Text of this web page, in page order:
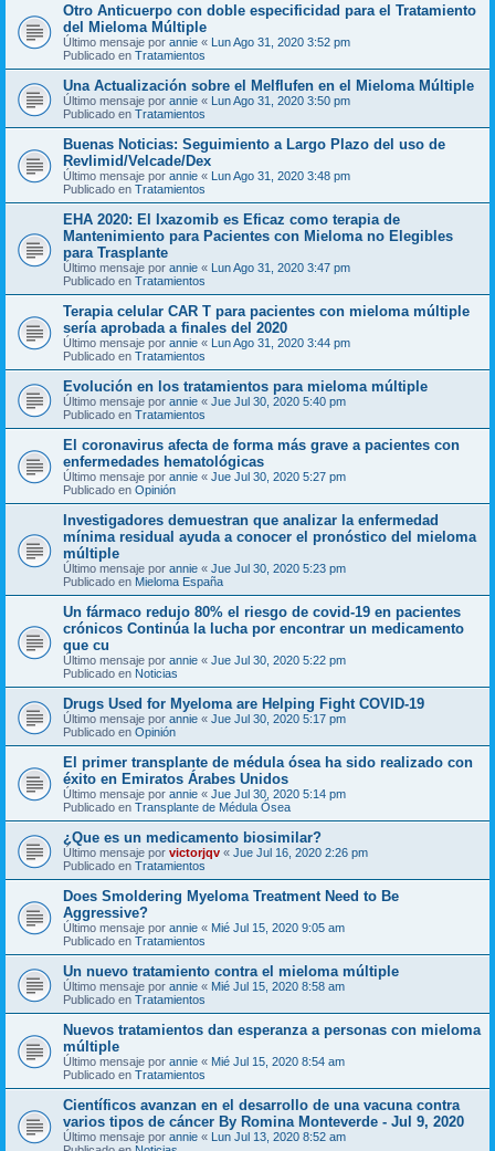
Otro Anticuerpo con doble especificidad para el Tratamiento
del Mieloma Múltiple
Último mensaje por annie « Lun Ago 31, 2020 3:52 pm
Publicado en Tratamientos
Una Actualización sobre el Melflufen en el Mieloma Múltiple
Último mensaje por annie « Lun Ago 31, 2020 3:50 pm
Publicado en Tratamientos
Buenas Noticias: Seguimiento a Largo Plazo del uso de
Revlimid/Velcade/Dex
Último mensaje por annie « Lun Ago 31, 2020 3:48 pm
Publicado en Tratamientos
EHA 2020: El Ixazomib es Eficaz como terapia de
Mantenimiento para Pacientes con Mieloma no Elegibles
para Trasplante
Último mensaje por annie « Lun Ago 31, 2020 3:47 pm
Publicado en Tratamientos
Terapia celular CAR T para pacientes con mieloma múltiple
sería aprobada a finales del 2020
Último mensaje por annie « Lun Ago 31, 2020 3:44 pm
Publicado en Tratamientos
Evolución en los tratamientos para mieloma múltiple
Último mensaje por annie « Jue Jul 30, 2020 5:40 pm
Publicado en Tratamientos
El coronavirus afecta de forma más grave a pacientes con
enfermedades hematológicas
Último mensaje por annie « Jue Jul 30, 2020 5:27 pm
Publicado en Opinión
Investigadores demuestran que analizar la enfermedad
mínima residual ayuda a conocer el pronóstico del mieloma
múltiple
Último mensaje por annie « Jue Jul 30, 2020 5:23 pm
Publicado en Mieloma España
Un fármaco redujo 80% el riesgo de covid-19 en pacientes
crónicos Continúa la lucha por encontrar un medicamento
que cu
Último mensaje por annie « Jue Jul 30, 2020 5:22 pm
Publicado en Noticias
Drugs Used for Myeloma are Helping Fight COVID-19
Último mensaje por annie « Jue Jul 30, 2020 5:17 pm
Publicado en Opinión
El primer transplante de médula ósea ha sido realizado con
éxito en Emiratos Árabes Unidos
Último mensaje por annie « Jue Jul 30, 2020 5:14 pm
Publicado en Transplante de Médula Ósea
¿Que es un medicamento biosimilar?
Último mensaje por victorjqv « Jue Jul 16, 2020 2:26 pm
Publicado en Tratamientos
Does Smoldering Myeloma Treatment Need to Be
Aggressive?
Último mensaje por annie « Mié Jul 15, 2020 9:05 am
Publicado en Tratamientos
Un nuevo tratamiento contra el mieloma múltiple
Último mensaje por annie « Mié Jul 15, 2020 8:58 am
Publicado en Tratamientos
Nuevos tratamientos dan esperanza a personas con mieloma
múltiple
Último mensaje por annie « Mié Jul 15, 2020 8:54 am
Publicado en Tratamientos
Científicos avanzan en el desarrollo de una vacuna contra
varios tipos de cáncer By Romina Monteverde - Jul 9, 2020
Último mensaje por annie « Lun Jul 13, 2020 8:52 am